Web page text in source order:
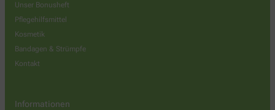
Unser Bonusheft
Pflegehilfsmittel
Kosmetik
Bandagen & Strümpfe
Kontakt
Informationen